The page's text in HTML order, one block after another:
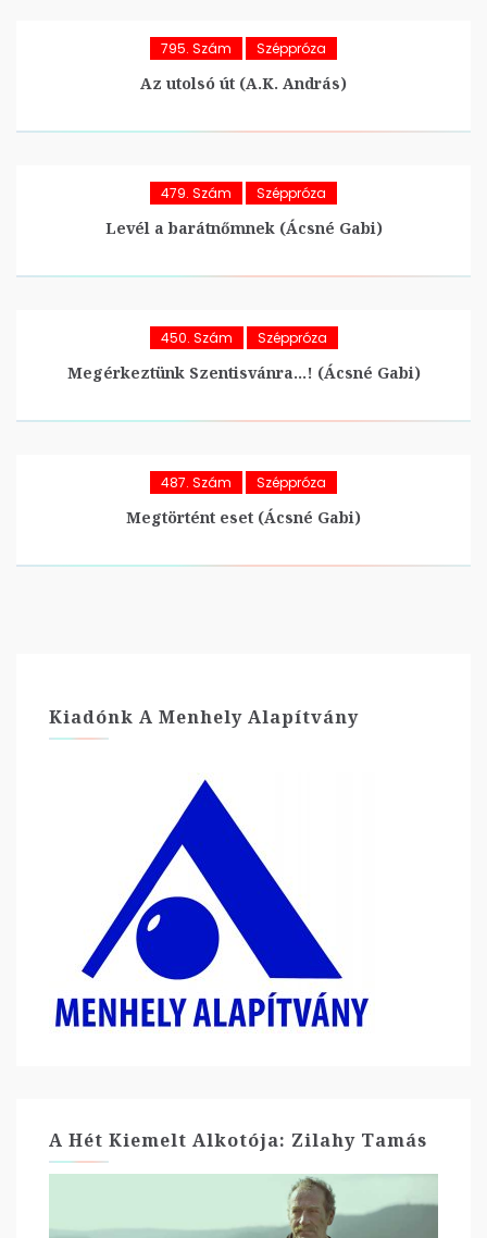
795. Szám Széppróza
Az utolsó út (A.K. András)
479. Szám Széppróza
Levél a barátnőmnek (Ácsné Gabi)
450. Szám Széppróza
Megérkeztünk Szentisvánra…! (Ácsné Gabi)
487. Szám Széppróza
Megtörtént eset (Ácsné Gabi)
Kiadónk A Menhely Alapítvány
A Hét Kiemelt Alkotója: Zilahy Tamás